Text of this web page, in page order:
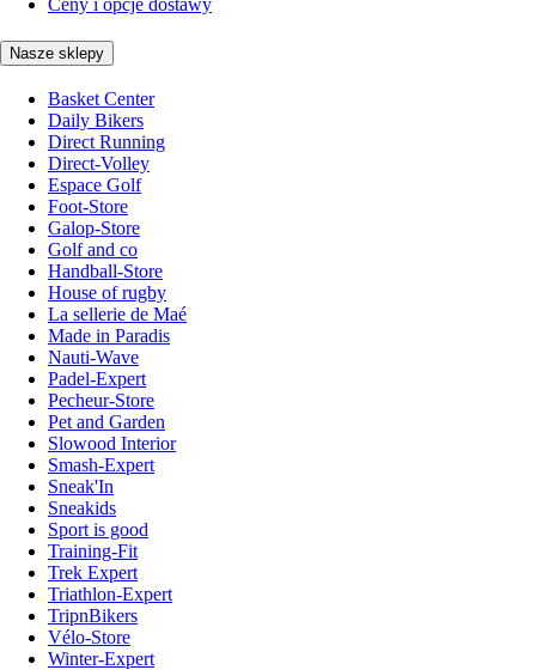
Ceny i opcje dostawy
Nasze sklepy
Basket Center
Daily Bikers
Direct Running
Direct-Volley
Espace Golf
Foot-Store
Galop-Store
Golf and co
Handball-Store
House of rugby
La sellerie de Maé
Made in Paradis
Nauti-Wave
Padel-Expert
Pecheur-Store
Pet and Garden
Slowood Interior
Smash-Expert
Sneak'In
Sneakids
Sport is good
Training-Fit
Trek Expert
Triathlon-Expert
TripnBikers
Vélo-Store
Winter-Expert